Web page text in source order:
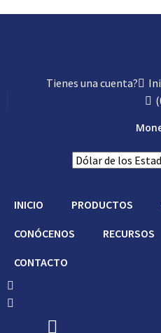
Tienes una cuenta?
(
INICIO PRODUCTOS
CONÓCENOS RECURSOS
CONTACTO